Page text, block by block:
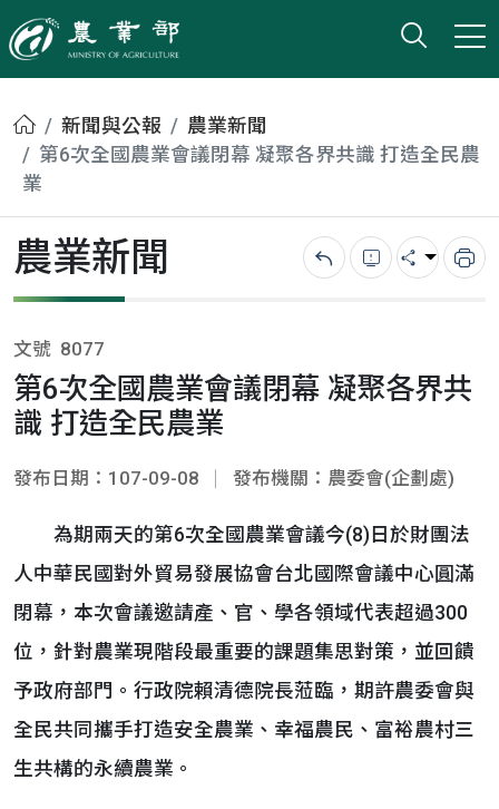
農業部
打開
小版
首頁新聞與公報
農業新聞
第6次全國農業會議閉幕 凝聚各界共識 打造全民農
業
農業新聞 回上一頁錯誤回報
分享 列
文號 8077
第6次全國農業會議閉幕 凝聚各界共
識 打造全民農業
發布日期：107-09-08 發布機關：農委會(企劃處)
為期兩天的第6次全國農業會議今(8)日於財團法
人中華民國對外貿易發展協會台北國際會議中心圓滿
閉幕，本次會議邀請產、官、學各領域代表超過300
位，針對農業現階段最重要的課題集思對策，並回饋
予政府部門。行政院賴清德院長蒞臨，期許農委會與
全民共同攜手打造安全農業、幸福農民、富裕農村三
生共構的永續農業。